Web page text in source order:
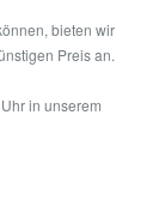
bieten wir
Preis an.
in unserem